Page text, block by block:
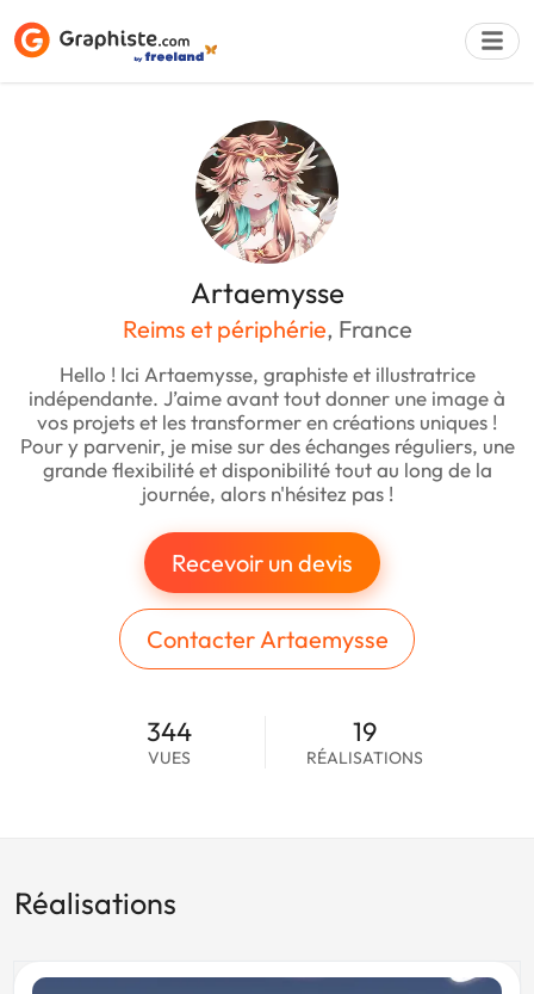
Artaemysse
Reims et périphérie, France
Hello ! Ici Artaemysse, graphiste et illustratrice
indépendante. J’aime avant tout donner une image à
vos projets et les transformer en créations uniques !
Pour y parvenir, je mise sur des échanges réguliers, une
grande flexibilité et disponibilité tout au long de la
journée, alors n'hésitez pas !
Recevoir un devis
Contacter Artaemysse
344
VUES
19
RÉALISATIONS
Réalisations